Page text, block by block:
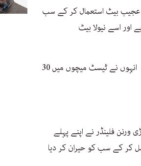
ہیں۔ 2010 میں انہوں نے ایک عجیب بیٹ استعمال کر کے سب
اور اسے نیولا بیٹ
ہیڈن نے 103 ٹیسٹ، 161 ایک روزہ میچ اور نو ٹی ٹوئنٹی کھیلے ہیں۔ انہوں نے ٹیسٹ میچوں میں 30
ورنن فلینڈر نے اپنے پہلے
حاصل کر کے سب کو حیران کر دیا